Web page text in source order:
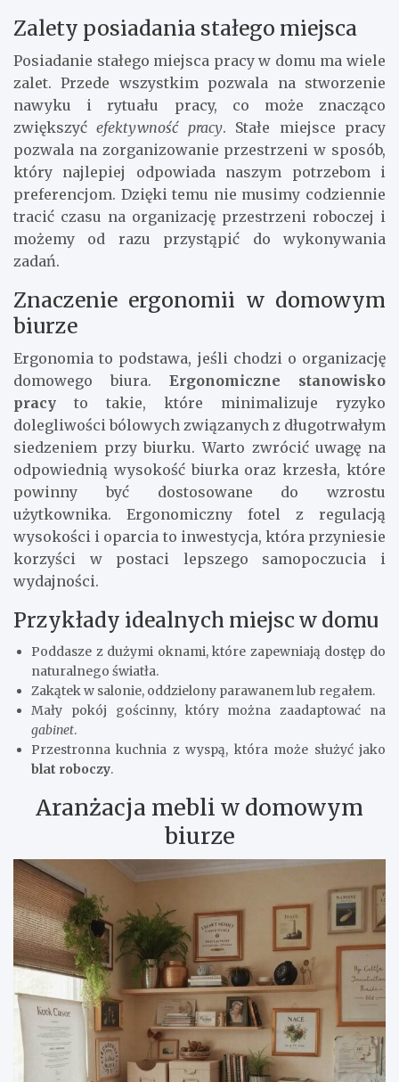
Zalety posiadania stałego miejsca
Posiadanie stałego miejsca pracy w domu ma wiele
zalet. Przede wszystkim pozwala na stworzenie
nawyku i rytuału pracy, co może znacząco
zwiększyćefektywność pracy. Stałe miejsce pracy
pozwala na zorganizowanie przestrzeni w sposób,
który najlepiej odpowiada naszym potrzebom i
preferencjom. Dzięki temu nie musimy codziennie
tracić czasu na organizację przestrzeni roboczej i
możemy od razu przystąpić do wykonywania
zadań.
Znaczenie ergonomii w domowym
biurze
Ergonomia to podstawa, jeśli chodzi o organizację
domowego biura. Ergonomiczne stanowisko
pracy to takie, które minimalizuje ryzyko
dolegliwości bólowych związanych z długotrwałym
siedzeniem przy biurku. Warto zwrócić uwagę na
odpowiednią wysokość biurka oraz krzesła, które
powinny być dostosowane do wzrostu
użytkownika. Ergonomiczny fotel z regulacją
wysokości i oparcia to inwestycja, która przyniesie
korzyści w postaci lepszego samopoczucia i
wydajności.
Przykłady idealnych miejsc w domu
Poddasze z dużymi oknami, które zapewniają dostęp do
naturalnego światła.
Zakątek w salonie, oddzielony parawanem lub regałem.
Mały pokój gościnny, który można zaadaptować na
gabinet.
Przestronna kuchnia z wyspą, która może służyć jako
blat roboczy.
Aranżacja mebli w domowym
biurze